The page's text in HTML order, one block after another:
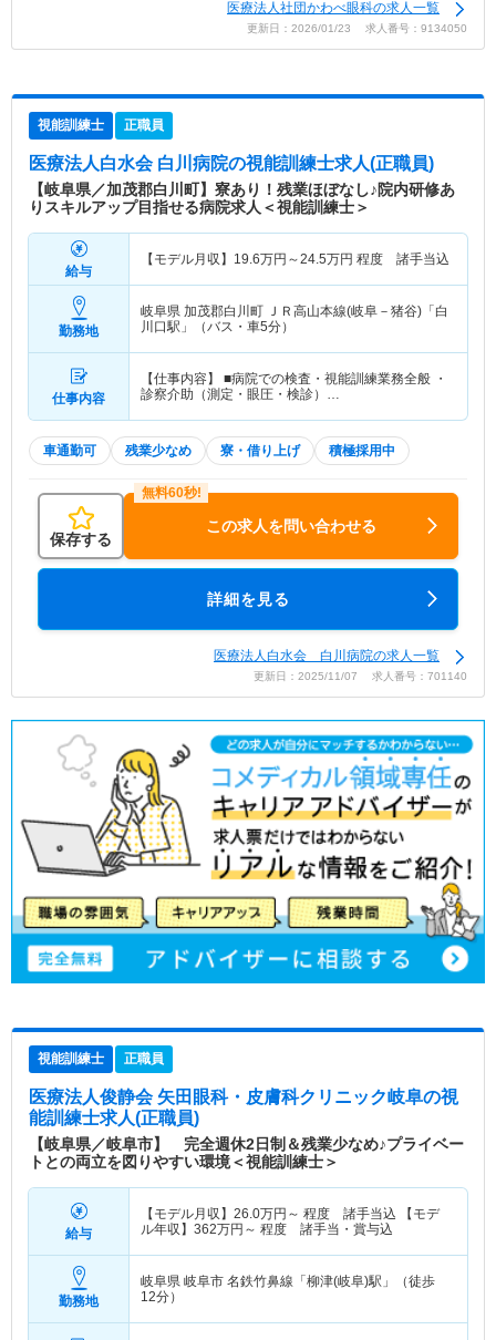
医療法人社団かわべ眼科の求人一覧
更新日：2026/01/23 求人番号：9134050
視能訓練士 正職員
医療法人白水会 白川病院の視能訓練士求人(正職員)
【岐阜県／加茂郡白川町】寮あり！残業ほぼなし♪院内研修あ
りスキルアップ目指せる病院求人＜視能訓練士＞
給与
【モデル月収】 19.6万円～24.5万円 程度 諸手当込
勤務地
岐阜県 加茂郡白川町 ＪＲ高山本線(岐阜－猪谷)「白
川口駅」（バス・車5分）
仕事内容
【仕事内容】 ■病院での検査・視能訓練業務全般 ・
診察介助（測定・眼圧・検診）…
車通勤可 残業少なめ 寮・借り上げ 積極採用中
保存する
この求人を問い合わせる
詳細を見る
医療法人白水会 白川病院の求人一覧
更新日：2025/11/07 求人番号：701140
視能訓練士 正職員
医療法人俊静会 矢田眼科・皮膚科クリニック岐阜の視
能訓練士求人(正職員)
【岐阜県／岐阜市】 完全週休2日制＆残業少なめ♪プライベー
トとの両立を図りやすい環境＜視能訓練士＞
給与
【モデル月収】 26.0万円～ 程度 諸手当込 【モデ
ル年収】 362万円～ 程度 諸手当・賞与込
勤務地
岐阜県 岐阜市 名鉄竹鼻線「柳津(岐阜)駅」（徒歩
12分）